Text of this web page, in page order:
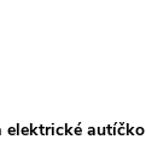
elektrické autíčko